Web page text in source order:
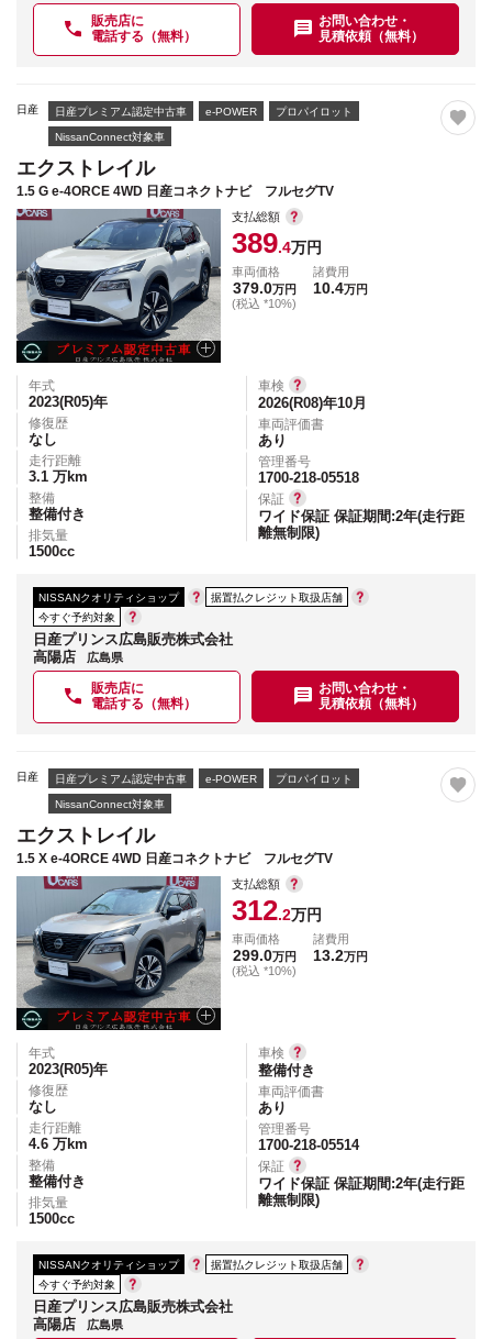
販売店に
電話する（無料）
お問い合わせ・
見積依頼（無料）
日産 日産プレミアム認定中古車 e-POWER プロパイロット
NissanConnect対象車
エクストレイル
1.5 G e-4ORCE 4WD 日産コネクトナビ フルセグTV
支払総額
389.4万円
車両価格
379.0万円
(税込 *10%)
諸費用
10.4万円
年式
2023(R05)年
修復歴
なし
走行距離
3.1 万km
整備
整備付き
排気量
1500cc
車検
2026(R08)年10月
車両評価書
あり
管理番号
1700-218-05518
保証
ワイド保証 保証期間:2年(走行距
離無制限)
NISSANクオリティショップ
据置払クレジット取扱店舗
今すぐ予約対象
日産プリンス広島販売株式会社
高陽店
広島県
販売店に
電話する（無料）
お問い合わせ・
見積依頼（無料）
日産 日産プレミアム認定中古車 e-POWER プロパイロット
NissanConnect対象車
エクストレイル
1.5 X e-4ORCE 4WD 日産コネクトナビ フルセグTV
支払総額
312.2万円
車両価格
299.0万円
(税込 *10%)
諸費用
13.2万円
年式
2023(R05)年
修復歴
なし
走行距離
4.6 万km
整備
整備付き
排気量
1500cc
車検
整備付き
車両評価書
あり
管理番号
1700-218-05514
保証
ワイド保証 保証期間:2年(走行距
離無制限)
NISSANクオリティショップ
据置払クレジット取扱店舗
今すぐ予約対象
日産プリンス広島販売株式会社
高陽店
広島県